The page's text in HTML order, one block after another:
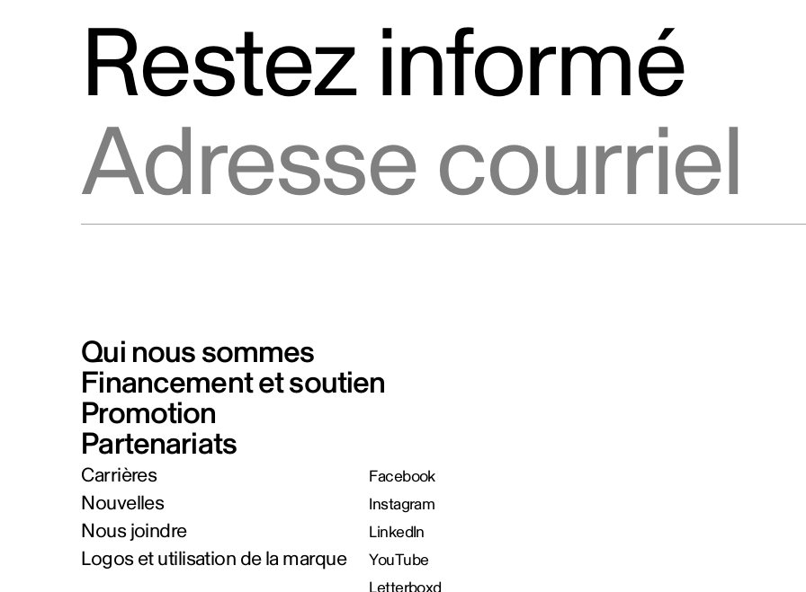
Restez informé
Qui nous sommes
Financement et soutien
Promotion
Partenariats
Carrières
Nouvelles
Nous joindre
Logos et utilisation de la marque
Facebook
Instagram
LinkedIn
YouTube
Letterboxd